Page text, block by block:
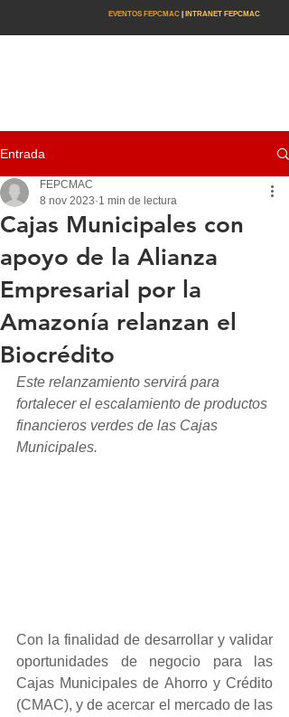
EVENTOS FEPCMAC INTRANET FEPCMAC
Entrada
Cajas Municipales con
apoyo de la Alianza
Empresarial por la
Amazonía relanzan el
Biocrédito
FEPCMAC
8 nov 2023 1 min de lectura
Este relanzamiento servirá para
fortalecer el escalamiento de productos
financieros verdes de las Cajas
Municipales.
Con la finalidad de desarrollar y validar
oportunidades de negocio para las
Cajas Municipales de Ahorro y Crédito
(CMAC), y de acercar el mercado de las